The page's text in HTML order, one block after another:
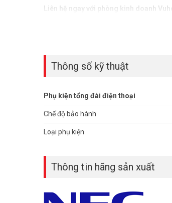
Liên hệ ngay với phòng kinh doanh
Thông số kỹ thuật
Phụ kiện tổng đài điện thoại
Chế độ bảo hành
Loại phụ kiện
Thông tin hãng sản xuất